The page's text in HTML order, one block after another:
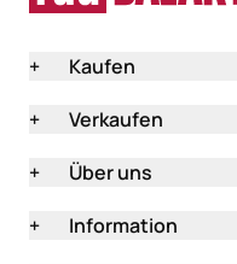
+
Kaufen
+
Verkaufen
+
Über uns
+
Information